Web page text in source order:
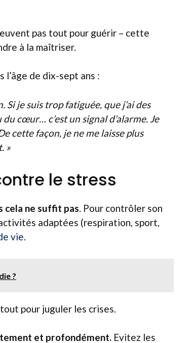
pas tout pour guérir – cette
à la maîtriser.
l’âge de dix-sept ans :
Si je suis trop fatiguée, que j’ai des
cœur… c’est un signal d’alarme. Je
cette façon, je ne me laisse plus
»
le stress
cela ne suffit pas. Pour contrôler son
adaptées (respiration, sport,
vie.
?
pour juguler les crises.
et profondément. Evitez les